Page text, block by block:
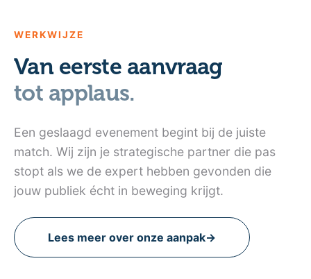
WERKWIJZE
Van eerste aanvraag
tot applaus.
Een geslaagd evenement begint bij de juiste
match. Wij zijn je strategische partner die pas
stopt als we de expert hebben gevonden die
jouw publiek écht in beweging krijgt.
Lees meer over onze aanpak→